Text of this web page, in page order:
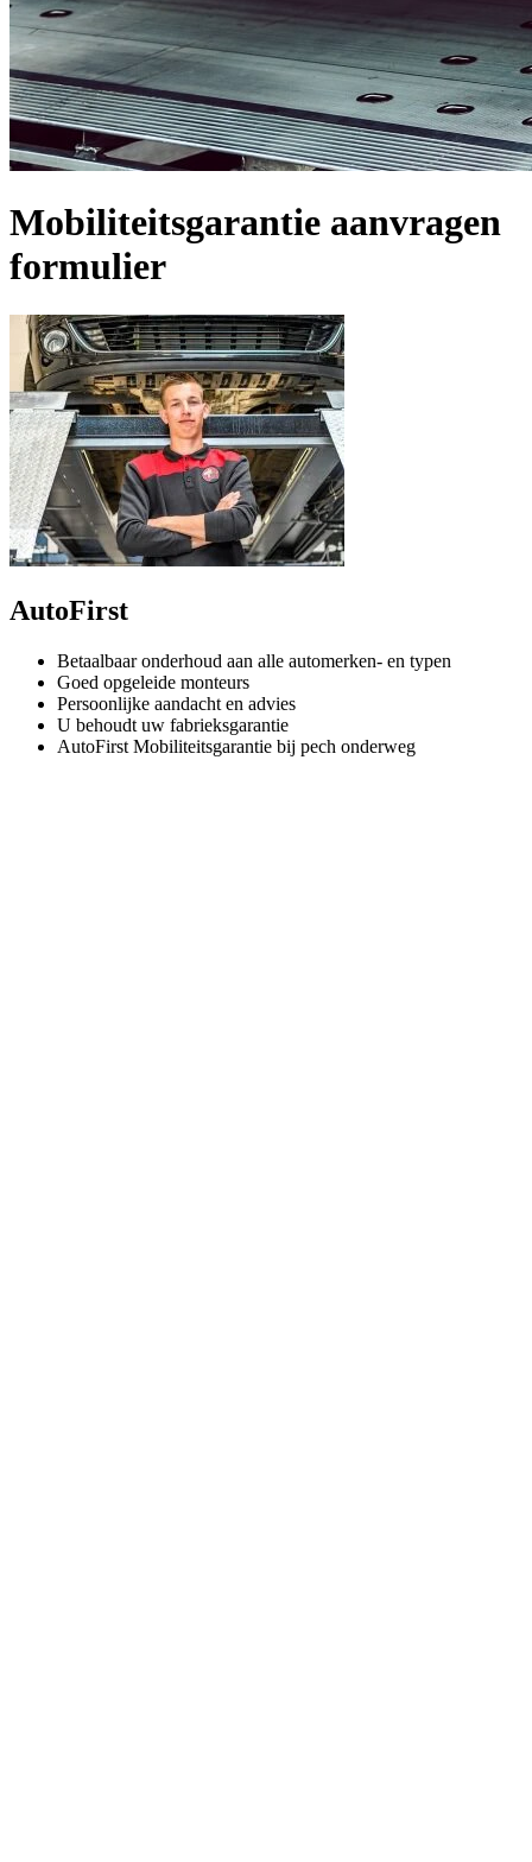
Mobiliteitsgarantie aanvragen
formulier
AutoFirst
Betaalbaar onderhoud aan alle automerken- en typen
Goed opgeleide monteurs
Persoonlijke aandacht en advies
U behoudt uw fabrieksgarantie
AutoFirst Mobiliteitsgarantie bij pech onderweg